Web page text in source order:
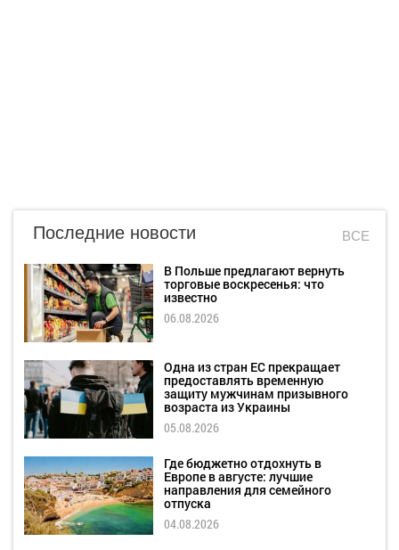
Последние новости ВСЕ
В Польше предлагают вернуть
торговые воскресенья: что
известно
06.08.2026
Одна из стран ЕС прекращает
предоставлять временную
защиту мужчинам призывного
возраста из Украины
05.08.2026
Где бюджетно отдохнуть в
Европе в августе: лучшие
направления для семейного
отпуска
04.08.2026